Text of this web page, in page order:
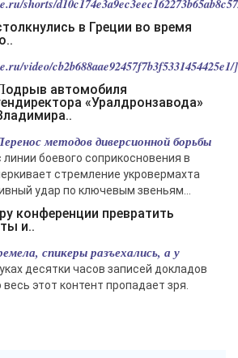
и очень не люблю, когда их дают мне.
shorts/
video/
«Уралдронзавода»
методов диверсионной борьбы
линии боевого соприкосновения в
стремление укровермахта
удар по ключевым звеньям...
и..
спикеры разъехались, а у
десятки часов записей докладов
этот контент пропадает зря.